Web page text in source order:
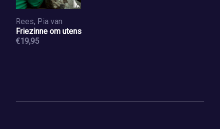
Rees, Pia van
Friezinne om utens
€19,95